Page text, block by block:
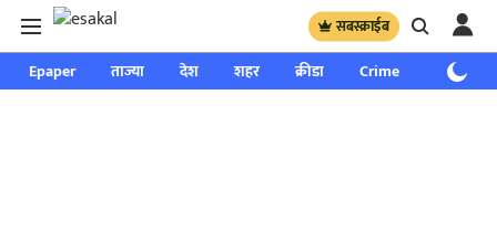
सबस्क्राईब
Epaper ताज्या देश शहर क्रीडा Crime साप्ताहिक